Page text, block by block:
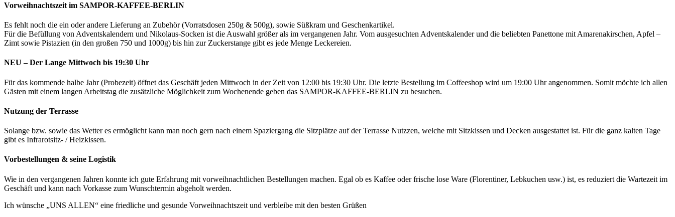
Vorweihnachtszeit im SAMPOR-KAFFEE-BERLIN
Es fehlt noch die ein oder andere Lieferung an Zubehör (Vorratsdosen 250g & 500g), sowie Süßkram und Geschenkartikel.
Für die Befüllung von Adventskalendern und Nikolaus-Socken ist die Auswahl größer als im vergangenen Jahr. Vom ausgesuchten Adventskalender und die beliebten Panettone mit Amarenakirschen, Apfel –
Zimt sowie Pistazien (in den großen 750 und 1000g) bis hin zur Zuckerstange gibt es jede Menge Leckereien.
NEU – Der Lange Mittwoch bis 19:30 Uhr
Für das kommende halbe Jahr (Probezeit) öffnet das Geschäft jeden Mittwoch in der Zeit von 12:00 bis 19:30 Uhr. Die letzte Bestellung im Coffeeshop wird um 19:00 Uhr angenommen. Somit möchte ich allen
Gästen mit einem langen Arbeitstag die zusätzliche Möglichkeit zum Wochenende geben das SAMPOR-KAFFEE-BERLIN zu besuchen.
Nutzung der Terrasse
Solange bzw. sowie das Wetter es ermöglicht kann man noch gern nach einem Spaziergang die Sitzplätze auf der Terrasse Nutzzen, welche mit Sitzkissen und Decken ausgestattet ist. Für die ganz kalten Tage
gibt es Infrarotsitz- / Heizkissen.
Vorbestellungen & seine Logistik
Wie in den vergangenen Jahren konnte ich gute Erfahrung mit vorweihnachtlichen Bestellungen machen. Egal ob es Kaffee oder frische lose Ware (Florentiner, Lebkuchen usw.) ist, es reduziert die Wartezeit im
Geschäft und kann nach Vorkasse zum Wunschtermin abgeholt werden.
Ich wünsche „UNS ALLEN“ eine friedliche und gesunde Vorweihnachtszeit und verbleibe mit den besten Grüßen